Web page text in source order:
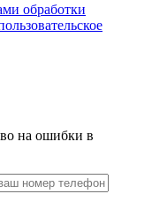
обработки
на ошибки в